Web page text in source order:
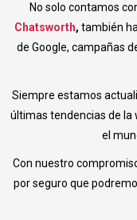
No solo contamos
Chatsworth, también
de Google, campañas
Siempre estamos
últimas tendencias de la
el
Con nuestro
por seguro que